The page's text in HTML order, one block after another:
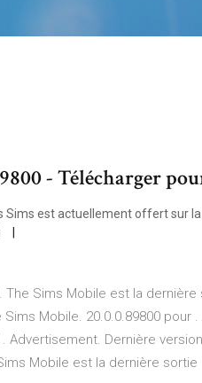
- Télécharger
Sims est actuellement offert sur
Sims Mobile est la
Mobile. 20.0.0.89800 pour .
Dernière
Mobile est la dernière sortie